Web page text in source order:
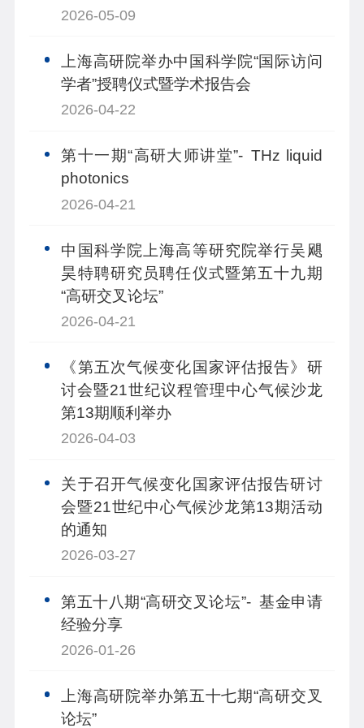
2026-05-09
上海高研院举办中国科学院“国际访问
学者”授聘仪式暨学术报告会
2026-04-22
第十一期“高研大师讲堂”- THz liquid
photonics
2026-04-21
中国科学院上海高等研究院举行吴飓
昊特聘研究员聘任仪式暨第五十九期
“高研交叉论坛”
2026-04-21
《第五次气候变化国家评估报告》研
讨会暨21世纪议程管理中心气候沙龙
第13期顺利举办
2026-04-03
关于召开气候变化国家评估报告研讨
会暨21世纪中心气候沙龙第13期活动
的通知
2026-03-27
第五十八期“高研交叉论坛”- 基金申请
经验分享
2026-01-26
上海高研院举办第五十七期“高研交叉
论坛”